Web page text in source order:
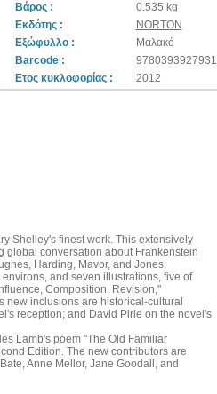
Βάρος :
0.535 kg
Εκδότης :
NORTON
Εξώφυλλο :
Μαλακό
Barcode :
9780393927931
Ετος κυκλοφορίας : 2012
Shelley's finest work. This extensively
global conversation about Frankenstein
Harding, Mavor, and Jones.
and seven illustrations, five of
Composition, Revision,"
new inclusions are historical-cultural
reception; and David Pirie on the novel's
Lamb's poem "The Old Familiar
Edition. The new contributors are
Anne Mellor, Jane Goodall, and